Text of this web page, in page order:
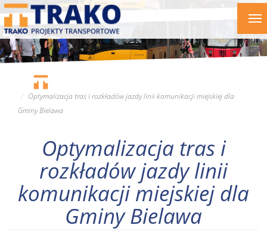
Przejdź
treści
Optymalizacja tras i rozkładów jazdy linii komunikacji miejskiej dla
Gminy Bielawa
Optymalizacja tras i
rozkładów jazdy linii
komunikacji miejskiej dla
Gminy Bielawa